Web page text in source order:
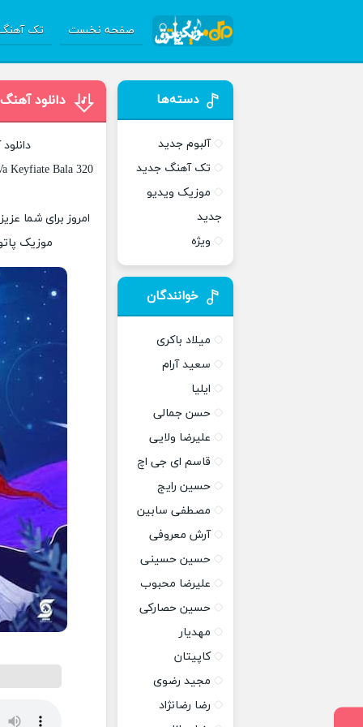
صفحه نخست تک
دانلود
Keyfiate Bala 320
موزیک
دسته‌ها
آلبوم جدید
تک آهنگ جدید
موزیک ویدیو
جدید
ویژه
خوانندگان
میلاد باکری
سعید آرام
ایلیا
حسن جمالی
علیرضا ولایی
قاسم ای جی اچ
حسین رایج
مصطفی سابین
آرش معروفی
حسین حسینی
علیرضا محبوب
حسین حصارکی
مهدیار
کاپیتان
مجید رضوی
رضا رضانژاد